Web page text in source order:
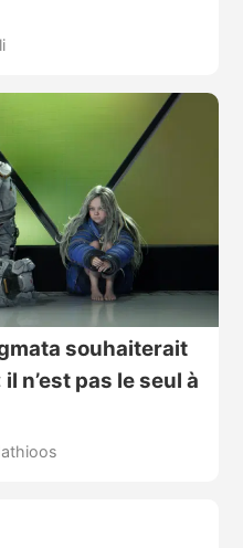
souhaiterait
n’est pas le seul à